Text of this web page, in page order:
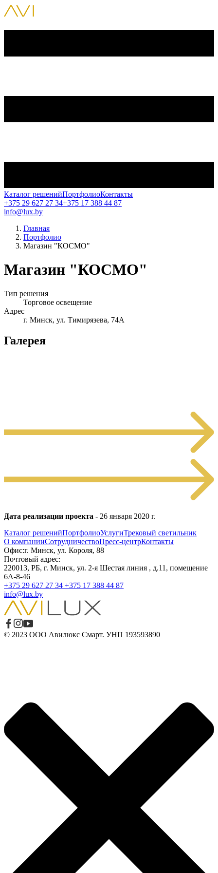
Каталог решенийПортфолиоКонтакты
+375 29 627 27 34+375 17 388 44 87
info@lux.by
Главная
Портфолио
Магазин "КОСМО"
Магазин "КОСМО"
Тип решения
Торговое освещение
Адрес
г. Минск, ул. Тимирязева, 74А
Галерея
Дата реализации проекта - 26 января 2020 г.
Каталог решенийПортфолиоУслугиТрековый светильник
О компанииСотрудничествоПресс-центрКонтакты
Офис:г. Минск, ул. Короля, 88
Почтовый адрес:
220013, РБ, г. Минск, ул. 2-я Шестая линия , д.11, помещение
6А-8-46
+375 29 627 27 34 +375 17 388 44 87
info@lux.by
© 2023 ООО Авилюкс Смарт. УНП 193593890